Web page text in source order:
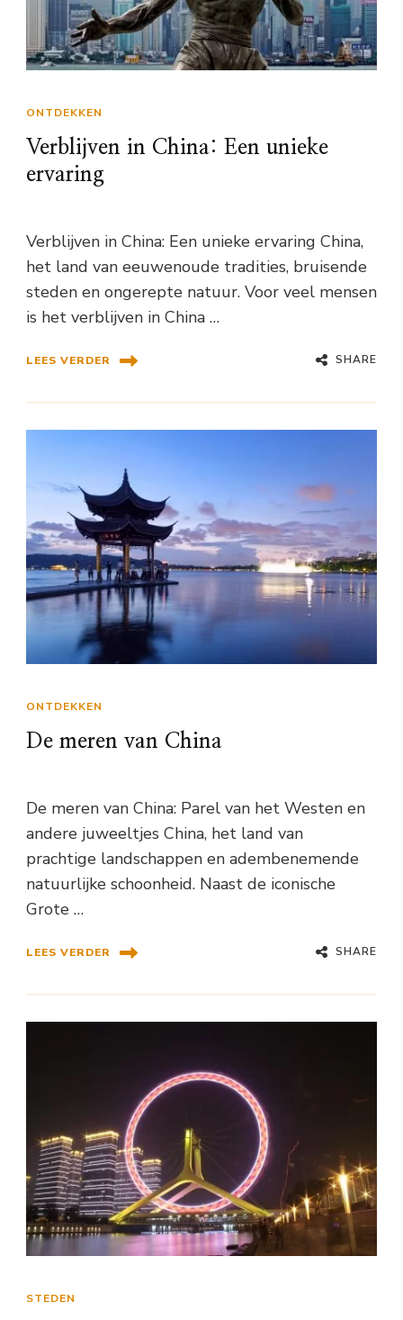
ONTDEKKEN
Verblijven in China: Een unieke
ervaring
Verblijven in China: Een unieke ervaring China,
het land van eeuwenoude tradities, bruisende
steden en ongerepte natuur. Voor veel mensen
is het verblijven in China …
LEES VERDER SHARE
ONTDEKKEN
De meren van China
De meren van China: Parel van het Westen en
andere juweeltjes China, het land van
prachtige landschappen en adembenemende
natuurlijke schoonheid. Naast de iconische
Grote …
LEES VERDER SHARE
STEDEN